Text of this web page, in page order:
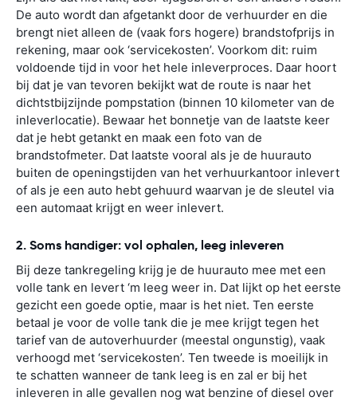
De auto wordt dan afgetankt door de verhuurder en die
brengt niet alleen de (vaak fors hogere) brandstofprijs in
rekening, maar ook ‘servicekosten’. Voorkom dit: ruim
voldoende tijd in voor het hele inleverproces. Daar hoort
bij dat je van tevoren bekijkt wat de route is naar het
dichtstbijzijnde pompstation (binnen 10 kilometer van de
inleverlocatie). Bewaar het bonnetje van de laatste keer
dat je hebt getankt en maak een foto van de
brandstofmeter. Dat laatste vooral als je de huurauto
buiten de openingstijden van het verhuurkantoor inlevert
of als je een auto hebt gehuurd waarvan je de sleutel via
een automaat krijgt en weer inlevert.
2. Soms handiger: vol ophalen, leeg inleveren
Bij deze tankregeling krijg je de huurauto mee met een
volle tank en levert ‘m leeg weer in. Dat lijkt op het eerste
gezicht een goede optie, maar is het niet. Ten eerste
betaal je voor de volle tank die je mee krijgt tegen het
tarief van de autoverhuurder (meestal ongunstig), vaak
verhoogd met ‘servicekosten’. Ten tweede is moeilijk in
te schatten wanneer de tank leeg is en zal er bij het
inleveren in alle gevallen nog wat benzine of diesel over